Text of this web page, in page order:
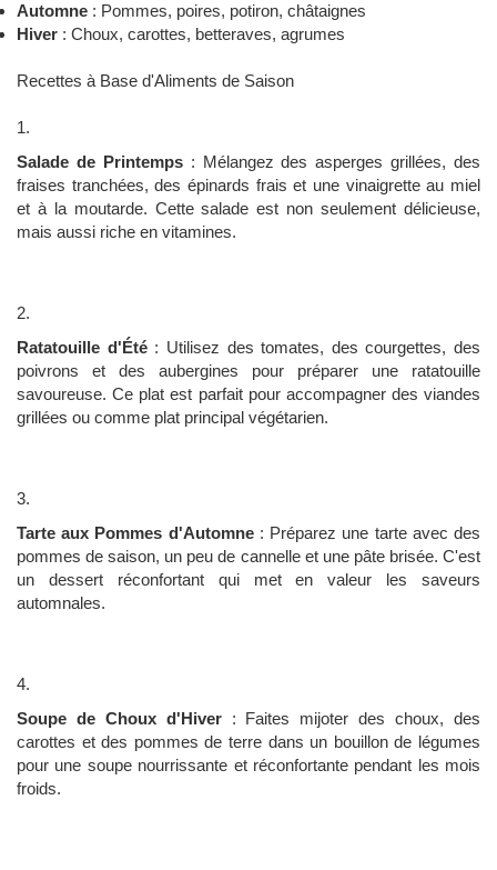
Automne : Pommes, poires, potiron, châtaignes
Hiver : Choux, carottes, betteraves, agrumes
Recettes à Base d'Aliments de Saison
Salade de Printemps: Mélangez des asperges grillées, des
fraises tranchées, des épinards frais et une vinaigrette au miel
et à la moutarde. Cette salade est non seulement délicieuse,
mais aussi riche en vitamines.
Ratatouille d'Été: Utilisez des tomates, des courgettes, des
poivrons et des aubergines pour préparer une ratatouille
savoureuse. Ce plat est parfait pour accompagner des viandes
grillées ou comme plat principal végétarien.
Tarte aux Pommes d'Automne: Préparez une tarte avec des
pommes de saison, un peu de cannelle et une pâte brisée. C'est
un dessert réconfortant qui met en valeur les saveurs
automnales.
Soupe de Choux d'Hiver: Faites mijoter des choux, des
carottes et des pommes de terre dans un bouillon de légumes
pour une soupe nourrissante et réconfortante pendant les mois
froids.